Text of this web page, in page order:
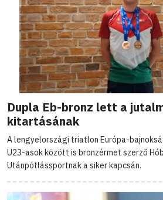
Dupla Eb-bronz lett a
kitartásának
A lengyelországi triatlon Európa-
U23-asok között is bronzérmet szerző
Utánpótlássportnak a siker kapcsán.